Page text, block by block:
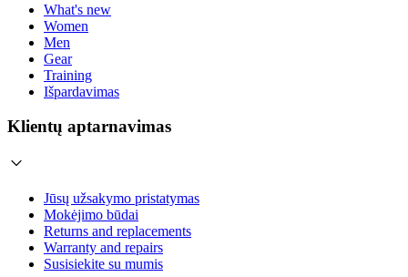
What's new
Women
Men
Gear
Training
Išpardavimas
Klientų aptarnavimas
Jūsų užsakymo pristatymas
Mokėjimo būdai
Returns and replacements
Warranty and repairs
Susisiekite su mumis